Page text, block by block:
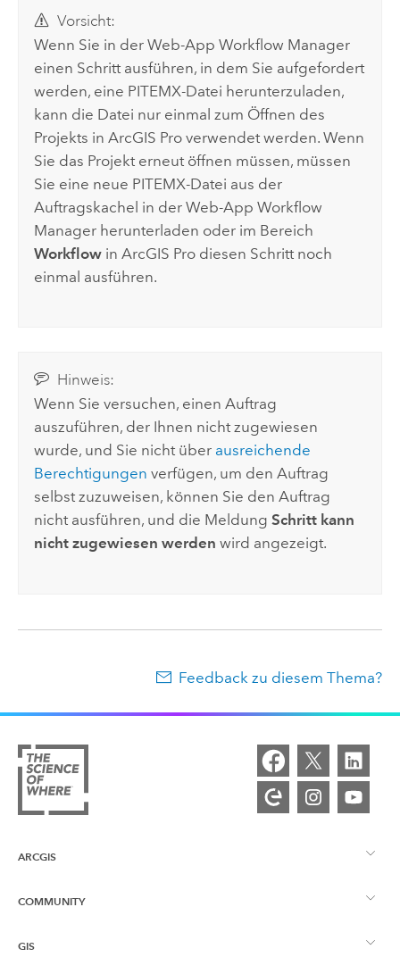
Vorsicht:
Wenn Sie in der Web-AppWorkflow Manager
einen Schritt ausführen, in dem Sie aufgefordert
werden, eine PITEMX-Datei herunterzuladen,
kann die Datei nur einmal zum Öffnen des
Projekts inArcGIS Pro verwendet werden. Wenn
Sie das Projekt erneut öffnen müssen, müssen
Sie eine neue PITEMX-Datei aus der
Auftragskachel in der Web-AppWorkflow
Manager herunterladen oder im Bereich
Workflow inArcGIS Pro diesen Schritt noch
einmal ausführen.
Hinweis:
Wenn Sie versuchen, einen Auftrag
auszuführen, der Ihnen nicht zugewiesen
wurde, und Sie nicht über ausreichende
Berechtigungen verfügen, um den Auftrag
selbst zuzuweisen, können Sie den Auftrag
nicht ausführen, und die MeldungSchritt kann
nicht zugewiesen werden wird angezeigt.
Feedback zu diesem Thema?
ARCGIS
ArcGIS – Überblick
COMMUNITY
Esri Community
GIS